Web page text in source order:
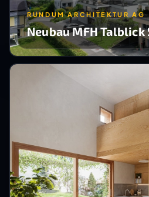
RUNDUM ARCHITEKTUR AG
Neubau MFH